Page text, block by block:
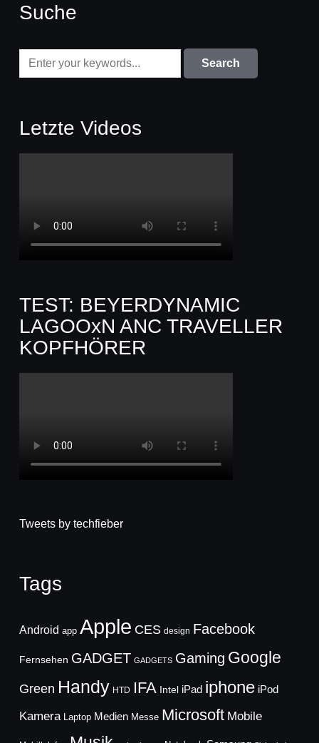
Suche
Letzte Videos
TEST: BEYERDYNAMIC
LAGOOxN ANC TRAVELLER
KOPFHÖRER
Tweets by techfieber
Tags
Android app Apple CES design Facebook
Fernsehen GADGET GADGETS Gaming Google
Green Handy HTD IFA Intel iPad iphone iPod
Kamera Laptop Medien Messe Microsoft Mobile